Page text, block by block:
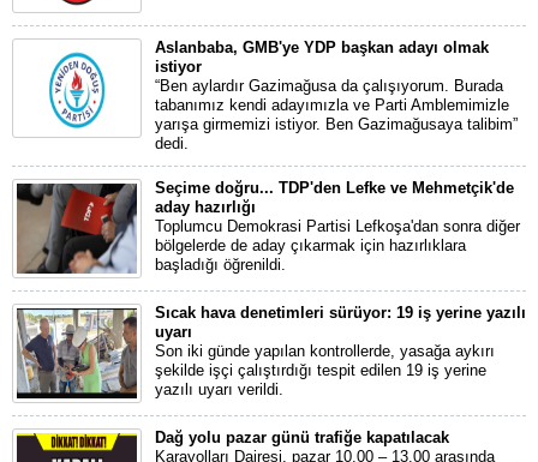
Aslanbaba, GMB'ye YDP başkan adayı olmak
istiyor
“Ben aylardır Gazimağusa da çalışıyorum. Burada
tabanımız kendi adayımızla ve Parti Amblemimizle
yarışa girmemizi istiyor. Ben Gazimağusaya talibim”
dedi.
Seçime doğru... TDP'den Lefke ve Mehmetçik'de
aday hazırlığı
Toplumcu Demokrasi Partisi Lefkoşa'dan sonra diğer
bölgelerde de aday çıkarmak için hazırlıklara
başladığı öğrenildi.
Sıcak hava denetimleri sürüyor: 19 iş yerine yazılı
uyarı
Son iki günde yapılan kontrollerde, yasağa aykırı
şekilde işçi çalıştırdığı tespit edilen 19 iş yerine
yazılı uyarı verildi.
Dağ yolu pazar günü trafiğe kapatılacak
Karayolları Dairesi, pazar 10.00 – 13.00 arasında